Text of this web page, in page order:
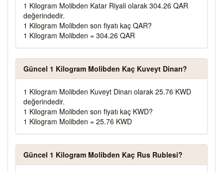
1 Kilogram Molibden Katar Riyali olarak 304.26 QAR
değerindedir.
1 Kilogram Molibden son fiyatı kaç QAR?
1 Kilogram Molibden = 304.26 QAR
Güncel 1 Kilogram Molibden Kaç Kuveyt Dinarı?
1 Kilogram Molibden Kuveyt Dinarı olarak 25.76 KWD
değerindedir.
1 Kilogram Molibden son fiyatı kaç KWD?
1 Kilogram Molibden = 25.76 KWD
Güncel 1 Kilogram Molibden Kaç Rus Rublesi?